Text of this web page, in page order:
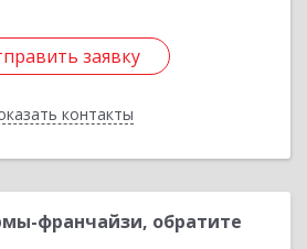
заявку
контакты
заявку
Назад
франчайзи, обратите